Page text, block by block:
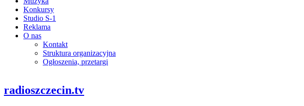
Konkursy
Studio S-1
Reklama
O nas
Kontakt
Struktura organizacyjna
Ogłoszenia, przetargi
radioszczecin.tv